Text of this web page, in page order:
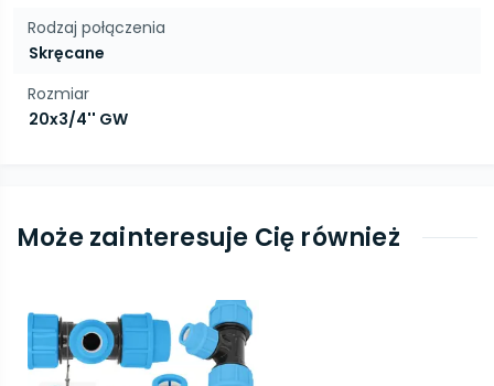
Rodzaj połączenia
Skręcane
Rozmiar
20x3/4'' GW
Może zainteresuje Cię również